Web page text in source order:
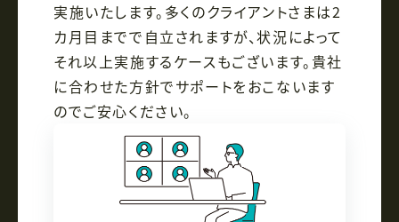
実施いたします。多くのクライアントさまは2
カ月目までで自立されますが、状況によって
それ以上実施するケースもございます。貴社
に合わせた方針でサポートをおこないます
のでご安心ください。